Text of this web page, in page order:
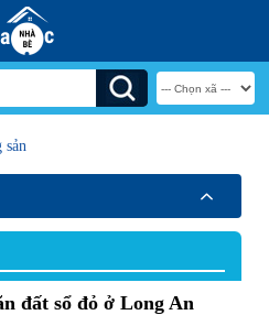
sản
đất sổ đỏ ở Long An